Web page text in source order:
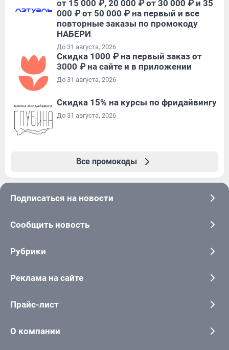
от 15 000 ₽, 20 000 ₽ от 30 000 ₽ и 35
000 ₽ от 50 000 ₽ на первый и все
повторные заказы по промокоду
НАБЕРИ
До 31 августа, 2026
Скидка 1000 ₽ на первый заказ от
3000 ₽ на сайте и в приложении
До 31 августа, 2026
Скидка 15% на курсы по фридайвингу
До 31 августа, 2026
Все промокоды
Подписаться на новости
Сообщить новость
Рубрики
Реклама на сайте
Прайс-лист
О компании